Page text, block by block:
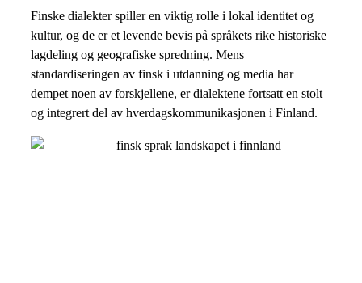
Finske dialekter spiller en viktig rolle i lokal identitet og
kultur, og de er et levende bevis på språkets rike historiske
lagdeling og geografiske spredning. Mens
standardiseringen av finsk i utdanning og media har
dempet noen av forskjellene, er dialektene fortsatt en stolt
og integrert del av hverdagskommunikasjonen i Finland.